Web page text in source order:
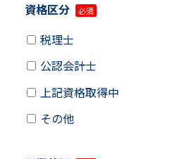
資格区分
税理士
公認会計士
上記資格取得中
その他